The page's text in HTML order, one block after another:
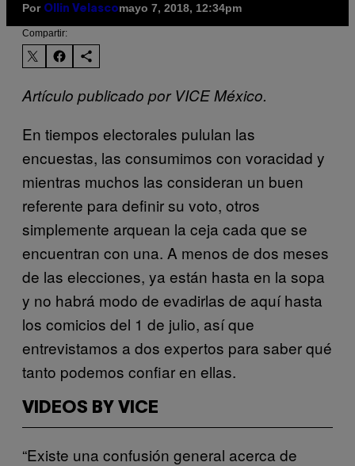
Por Ollin Velascomayo 7, 2018, 12:34pm
Compartir:
Artículo publicado por VICE México.
En tiempos electorales pululan las
encuestas, las consumimos con voracidad y
mientras muchos las consideran un buen
referente para definir su voto, otros
simplemente arquean la ceja cada que se
encuentran con una. A menos de dos meses
de las elecciones, ya están hasta en la sopa
y no habrá modo de evadirlas de aquí hasta
los comicios del 1 de julio, así que
entrevistamos a dos expertos para saber qué
tanto podemos confiar en ellas.
VIDEOS BY VICE
“Existe una confusión general acerca de